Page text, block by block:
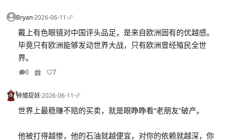
Bryan·2026-06-11·
戴上有色眼镜对中国评头品足，是来自欧洲固有的优越感。
毕竟只有欧洲能够发动世界大战，只有欧洲曾经殖民全世
界。
0 7
钟馗捉妖·2026-06-11·
世界上最稳赚不赔的买卖，就是眼睁睁看“老朋友”破产。
他被打得越惨，他的石油就越便宜，对你的依赖就越深，你